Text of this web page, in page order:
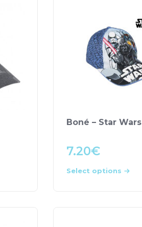
Boné – Star Wars
7.20€
Select options